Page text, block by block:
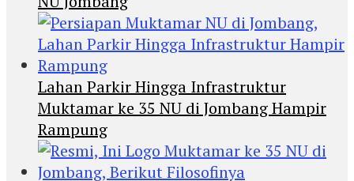
Lahan Parkir Hingga Infrastruktur
Muktamar ke 35 NU di Jombang Hampir
Rampung